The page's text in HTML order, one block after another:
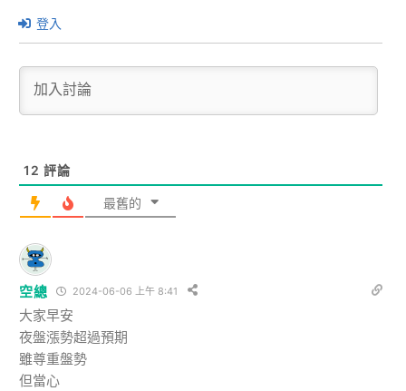
登入
12 評論
最舊的
空總 2024-06-06 上午 8:41
大家早安
夜盤漲勢超過預期
雖尊重盤勢
但當心